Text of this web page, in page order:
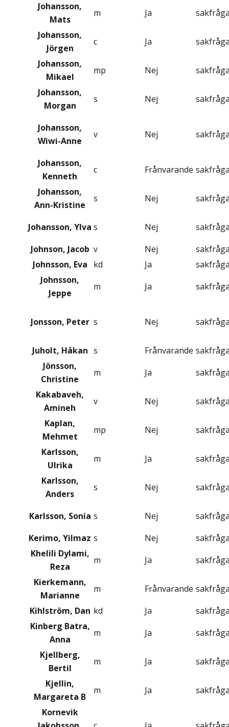
Johansson,
Mats
m Ja
Johansson,
Jörgen
c Ja
Johansson,
Mikael
mp Nej
Johansson,
Morgan
s Nej
Johansson,
Wiwi-Anne
v Nej
Johansson,
Kenneth
c Frånvarande
Johansson,
Ann-Kristine
s Nej
Johansson, Ylva s Nej
Johnson, Jacob v Nej
Johnsson, Eva
kd Ja
Johnsson,
Jeppe
m Ja
Jonsson, Peter s Nej
Juholt, Håkan s Frånvarande
Jönsson,
Christine
m Ja
Kakabaveh,
Amineh
v Nej
Kaplan,
Mehmet
mp Nej
Karlsson,
Ulrika
m Ja
Karlsson,
Anders
s Nej
Karlsson, Sonia s Nej
Kerimo, Yilmaz s Nej
Khelili Dylami,
Reza
m Ja
Kierkemann,
Marianne
m Frånvarande
Kihlström, Dan kd Ja
Kinberg Batra,
Anna
m Ja
Kjellberg,
Bertil
m Ja
Kjellin,
Margareta B
m Ja
Kornevik